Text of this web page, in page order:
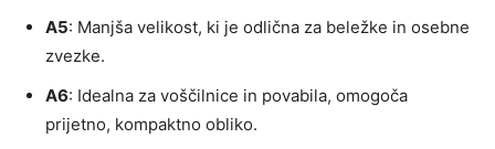
A5: Manjša velikost, ki je odlična za beležke in osebne
zvezke.
A6: Idealna za voščilnice in povabila, omogoča
prijetno, kompaktno obliko.